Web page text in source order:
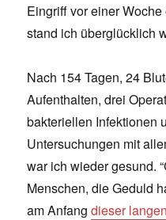
Eingriff vor einer
stand ich überglücklich
Nach 154 Tagen, 24
Aufenthalten, drei
bakteriellen Infektionen
Untersuchungen mit
war ich wieder gesund.
Menschen, die Geduld
am Anfangdieser